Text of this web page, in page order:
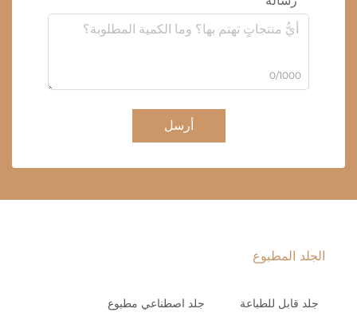
0/1000
أرسل
الجلد المطبوع
جلد قابل للطباعة جلد اصطناعي مطبوع